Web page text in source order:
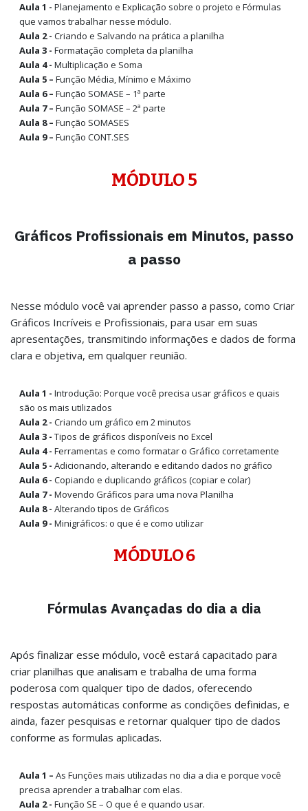
Aula 1 - Planejamento e Explicação sobre o projeto e Fórmulas
que vamos trabalhar nesse módulo.
Aula 2 - Criando e Salvando na prática a planilha
Aula 3 - Formatação completa da planilha
Aula 4 - Multiplicação e Soma
Aula 5 – Função Média, Mínimo e Máximo
Aula 6 – Função SOMASE – 1ª parte
Aula 7 – Função SOMASE – 2ª parte
Aula 8 – Função SOMASES
Aula 9 – Função CONT.SES
MÓDULO 5
Gráficos Profissionais em Minutos, passo
a passo
Nesse módulo você vai aprender passo a passo, como Criar
Gráficos Incríveis e Profissionais, para usar em suas
apresentações, transmitindo informações e dados de forma
clara e objetiva, em qualquer reunião.
Aula 1 - Introdução: Porque você precisa usar gráficos e quais
são os mais utilizados
Aula 2 - Criando um gráfico em 2 minutos
Aula 3 - Tipos de gráficos disponíveis no Excel
Aula 4 - Ferramentas e como formatar o Gráfico corretamente
Aula 5 - Adicionando, alterando e editando dados no gráfico
Aula 6 - Copiando e duplicando gráficos (copiar e colar)
Aula 7 - Movendo Gráficos para uma nova Planilha
Aula 8 - Alterando tipos de Gráficos
Aula 9 - Minigráficos: o que é e como utilizar
MÓDULO 6
Fórmulas Avançadas do dia a dia
Após finalizar esse módulo, você estará capacitado para
criar planilhas que analisam e trabalha de uma forma
poderosa com qualquer tipo de dados, oferecendo
respostas automáticas conforme as condições definidas, e
ainda, fazer pesquisas e retornar qualquer tipo de dados
conforme as formulas aplicadas.
Aula 1 – As Funções mais utilizadas no dia a dia e porque você
precisa aprender a trabalhar com elas.
Aula 2 - Função SE – O que é e quando usar.